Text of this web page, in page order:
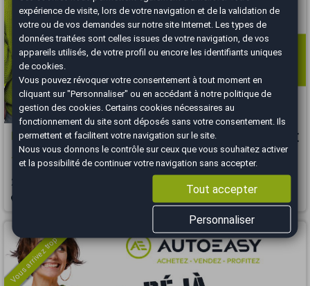
DS DS 3 8 490 €
1.6 BLUEHDi 100ch So Chic BVM5
2016
Vous arrivez trop tard
expérience de visite, lors de votre navigation et de la validation de
votre ou de vos demandes sur notre site Internet. Les types de
données traitées sont celles issues de votre navigation, de vos
appareils utilisés, de votre profil ou encore les identifiants uniques
de cookies.
Vous pouvez révoquer votre consentement à tout moment en
cliquant sur "Personnaliser" ou en accédant à notrepolitique de
gestion des cookies . Certains cookies nécessaires au
fonctionnement du site sont déposés sans votre consentement. Ils
permettent et facilitent votre navigation sur le site.
Nous vous donnons le contrôle sur ceux que vous souhaitez activer
et la possibilité de continuer votre navigation sans accepter.
Tout accepter
Personnaliser